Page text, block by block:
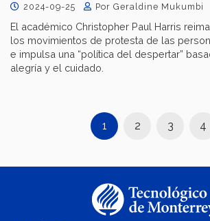
2024-09-25 Por Geraldine Mukumbi
El académico Christopher Paul Harris
los movimientos de protesta de las
e impulsa una “política del despertar”
alegría y el cuidado.
1 2 3 4